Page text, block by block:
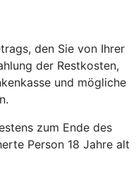
den Sie von Ihrer
der Restkosten,
und mögliche
zum Ende des
Person 18 Jahre alt